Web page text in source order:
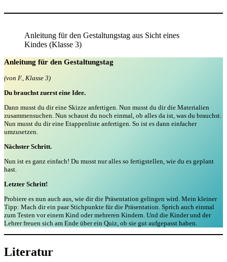
Anleitung für den Gestaltungstag aus Sicht eines
Kindes (Klasse 3)
Anleitung für den Gestaltungstag
(von F., Klasse 3)
Du brauchst zuerst eine Idee.
Dann musst du dir eine Skizze anfertigen. Nun musst du dir die Materialien
zusammensuchen. Nun schaust du noch einmal, ob alles da ist, was du brauchst.
Nun musst du dir eine Etappenliste anfertigen. So ist es dann einfacher
umzusetzen.
Nächster Schritt.
Nun ist es ganz einfach! Du musst nur alles so fertigstellen, wie du es geplant
hast.
Letzter Schritt!
Probiere es nun auch aus, wie dir die Präsentation gelingen wird. Mein kleiner
Tipp: Mach dir ein paar Stichpunkte für die Präsentation. Sprich auch einmal
zum Testen vor einem Kind oder mehreren Kindern. Und die Kinder und der
Lehrer freuen sich am Ende über ein Quiz, ob sie gut aufgepasst haben.
Literatur